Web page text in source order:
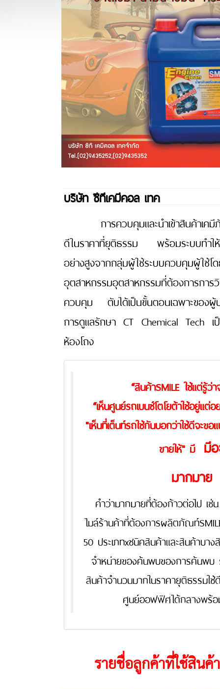
บริษัท ซีทีเคมีคอล เทค
การควบคุมและนำเข้าสินค้าเ
ดีในราคาที่ยุติธรรม พร้อมระบบทำใ
อย่างสูงจากกลุ่มผู้ใช้ระบบควบคุมผู้ใช้
อุตสาหกรรมอุตสาหกรรมที่ต้องการกา
ควบคุม ตับได้เป็นขั้นตอนเฉพาะของผู้
การดูแลรักษา CT Chemical Tech เ
ห้องโถง
“สินค้าSMILE ใช้แต่รู้ว่า
“เห็นศูนย์รถเบนซ์โตโยต้าใช้อยู่แต่อ
"เห็นที่เต็นท์รถใช้กันบอกว่าใช้ดีจะขอ
ขายให้" มี มีอ
มากม
คำว่ามากมายที่ต้องก้าวต่อไป เช่
ไมล์ร้านค้าที่ต้องการผลิตภัณท์
50 ประเภทxชนิคสินค้าและสินค้าบา
จำหน่ายของค้นพบของการค้นพบ
สินค้าจำนวนมากในราคายุติธรรมใช้
ศูนย์ออฟฟิศได้กลางพร้อ
รายชื่อลูกค้าที่ใช้สินค้